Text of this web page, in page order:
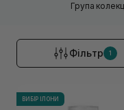
Група
Фільтр 1
ВИБІР ІЛОНИ